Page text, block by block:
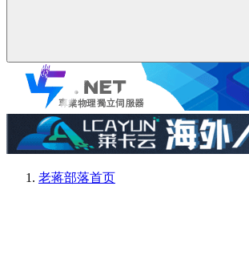
老蒋部落首页